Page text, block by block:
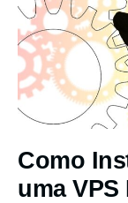
Como
uma